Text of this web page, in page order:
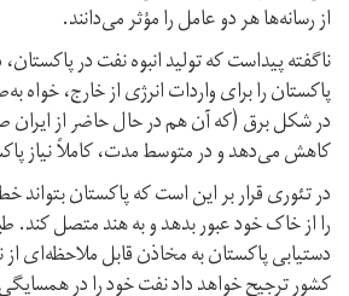
از رسانه‌ها هر دو عامل را مؤثر می‌دانند.
ناگفته پیداست که تولید انبوه نفت در
پاکستان را برای واردات انرژی از خارج، خواه
در شکل برق (که آن هم در حال حاضر از
کاهش می‌دهد و در متوسط‌ مدت، کاملاً نیاز
در تئوری قرار بر این است که پاکستان بتواند
را از خاک خود عبور بدهد و به هند متصل کند.
دستیابی پاکستان به مخاذن قابل ملاحظه‌ای